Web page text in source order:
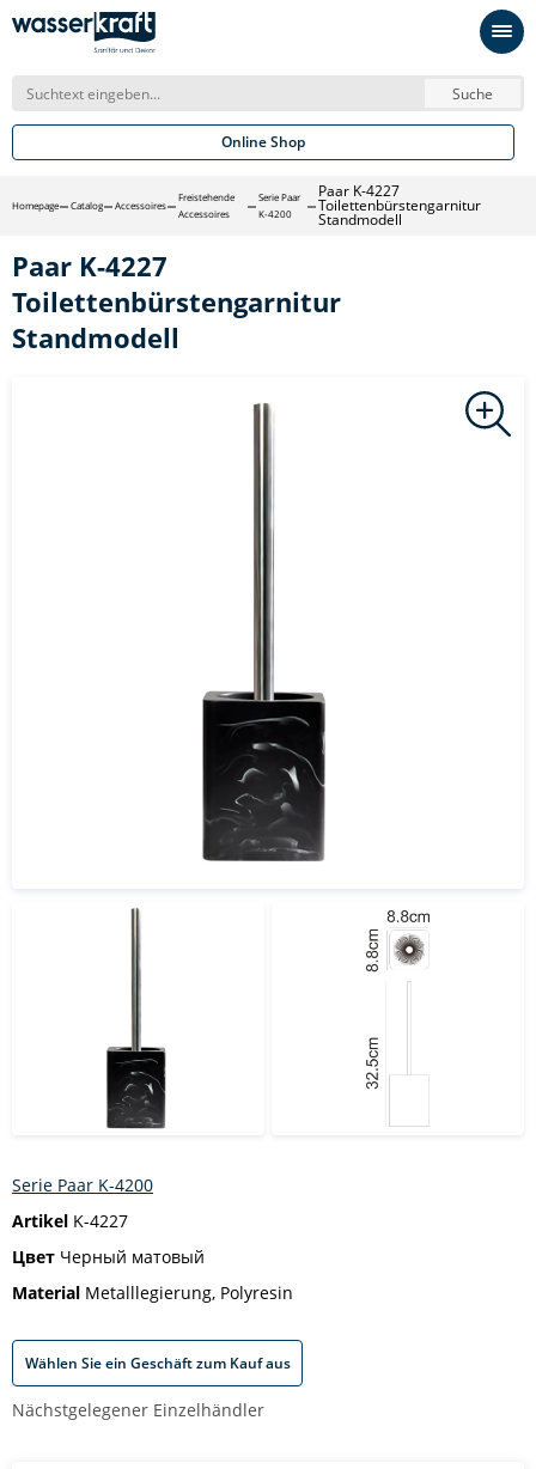
Suche
Online Shop
Homepage Catalog Accessoires
Freistehende
Accessoires
Serie Paar
K-4200
Paar K-4227
Toilettenbürstengarnitur
Standmodell
Paar K-4227
Toilettenbürstengarnitur
Standmodell
Serie Paar K-4200
Artikel K-4227
Цвет Черный матовый
Material Metalllegierung, Polyresin
Wählen Sie ein Geschäft zum Kauf aus
Nächstgelegener Einzelhändler